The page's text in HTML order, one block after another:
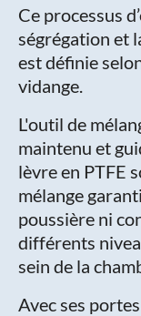
Ce processus
ségrégation et
est définie
vidange.
L'outil de
maintenu et
lèvre en PTFE
mélange
poussière ni
différents
sein de la
Avec ses